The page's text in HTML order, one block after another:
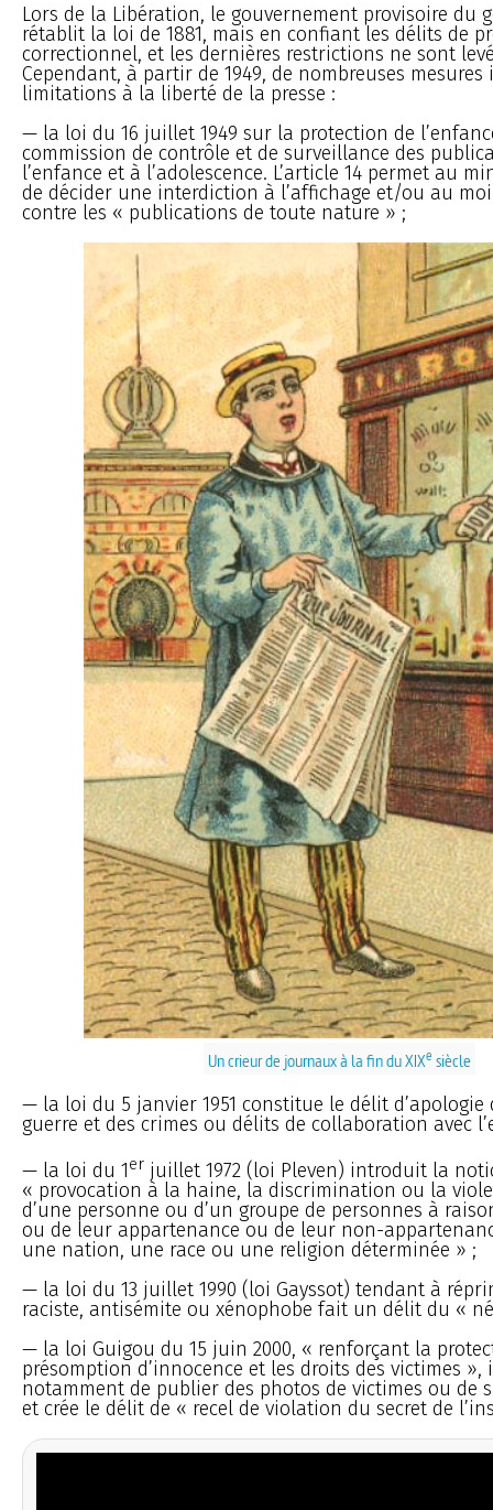
Lors de la Libération, le gouvernement provisoire du
rétablit la loi de 1881, mais en confiant les délits de
correctionnel, et les dernières restrictions ne sont
Cependant, à partir de 1949, de nombreuses
limitations à la liberté de la presse :
— la loi du 16 juillet 1949 sur la protection de
commission de contrôle et de surveillance des
l’enfance et à l’adolescence. L’article 14 permet au
de décider une interdiction à l’affichage et/ou au
contre les « publications de toute nature » ;
Un crieur de journaux à la fin du XIXe siècle
— la loi du 5 janvier 1951 constitue le délit d’apologie
guerre et des crimes ou délits de collaboration avec
— la loi du 1er juillet 1972 (loi Pleven) introduit la
« provocation à la haine, la discrimination ou la
d’une personne ou d’un groupe de personnes à
ou de leur appartenance ou de leur non-
une nation, une race ou une religion déterminée » ;
— la loi du 13 juillet 1990 (loi Gayssot) tendant à
raciste, antisémite ou xénophobe fait un délit du «
— la loi Guigou du 15 juin 2000, « renforçant la
présomption d’innocence et les droits des victimes »,
notamment de publier des photos de victimes ou de
et crée le délit de « recel de violation du secret de